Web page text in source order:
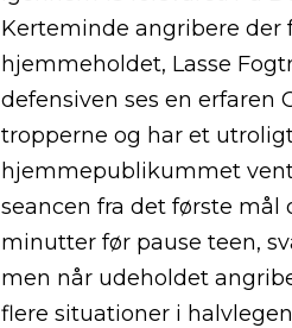
Kerteminde angribere der
hjemmeholdet, Lasse
defensiven ses en erfaren
tropperne og har et
hjemmepublikummet
seancen fra det første
minutter før pause teen,
men når udeholdet
flere situationer i